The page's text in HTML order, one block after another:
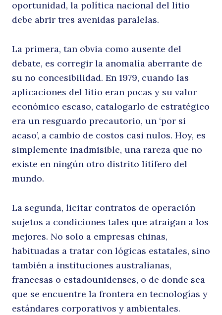
oportunidad, la política nacional del litio
debe abrir tres avenidas paralelas.
La primera, tan obvia como ausente del
debate, es corregir la anomalía aberrante de
su no concesibilidad. En 1979, cuando las
aplicaciones del litio eran pocas y su valor
económico escaso, catalogarlo de estratégico
era un resguardo precautorio, un ‘por si
acaso’, a cambio de costos casi nulos. Hoy, es
simplemente inadmisible, una rareza que no
existe en ningún otro distrito litífero del
mundo.
La segunda, licitar contratos de operación
sujetos a condiciones tales que atraigan a los
mejores. No solo a empresas chinas,
habituadas a tratar con lógicas estatales, sino
también a instituciones australianas,
francesas o estadounidenses, o de donde sea
que se encuentre la frontera en tecnologías y
estándares corporativos y ambientales.